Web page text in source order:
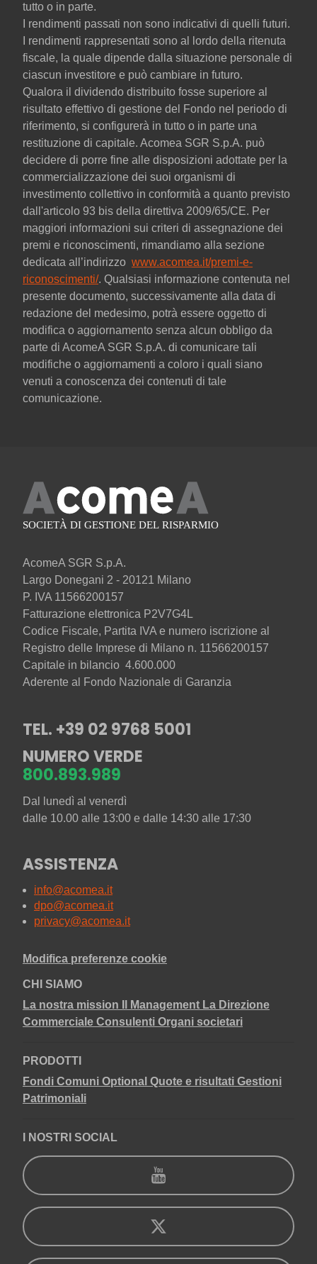
tutto o in parte.
I rendimenti passati non sono indicativi di quelli futuri.
I rendimenti rappresentati sono al lordo della ritenuta
fiscale, la quale dipende dalla situazione personale di
ciascun investitore e può cambiare in futuro.
Qualora il dividendo distribuito fosse superiore al
risultato effettivo di gestione del Fondo nel periodo di
riferimento, si configurerà in tutto o in parte una
restituzione di capitale. Acomea SGR S.p.A. può
decidere di porre fine alle disposizioni adottate per la
commercializzazione dei suoi organismi di
investimento collettivo in conformità a quanto previsto
dall'articolo 93 bis della direttiva 2009/65/CE. Per
maggiori informazioni sui criteri di assegnazione dei
premi e riconoscimenti, rimandiamo alla sezione
dedicata all’indirizzo www.acomea.it/premi-e-
riconoscimenti/. Qualsiasi informazione contenuta nel
presente documento, successivamente alla data di
redazione del medesimo, potrà essere oggetto di
modifica o aggiornamento senza alcun obbligo da
parte di AcomeA SGR S.p.A. di comunicare tali
modifiche o aggiornamenti a coloro i quali siano
venuti a conoscenza dei contenuti di tale
comunicazione.
AcomeA SGR S.p.A.
Largo Donegani 2 - 20121 Milano
P. IVA 11566200157
Fatturazione elettronica P2V7G4L
Codice Fiscale, Partita IVA e numero iscrizione al
Registro delle Imprese di Milano n. 11566200157
Capitale in bilancio 4.600.000
Aderente al Fondo Nazionale di Garanzia
TEL. +39 02 9768 5001
NUMERO VERDE
800.893.989
Dal lunedì al venerdì
dalle 10.00 alle 13:00 e dalle 14:30 alle 17:30
ASSISTENZA
info@acomea.it
dpo@acomea.it
privacy@acomea.it
Modifica preferenze cookie
CHI SIAMO
La nostra mission
Il Management La Direzione
Commerciale Consulenti Organi societari
PRODOTTI
Fondi Comuni Optional Quote e risultati Gestioni
Patrimoniali
I NOSTRI SOCIAL